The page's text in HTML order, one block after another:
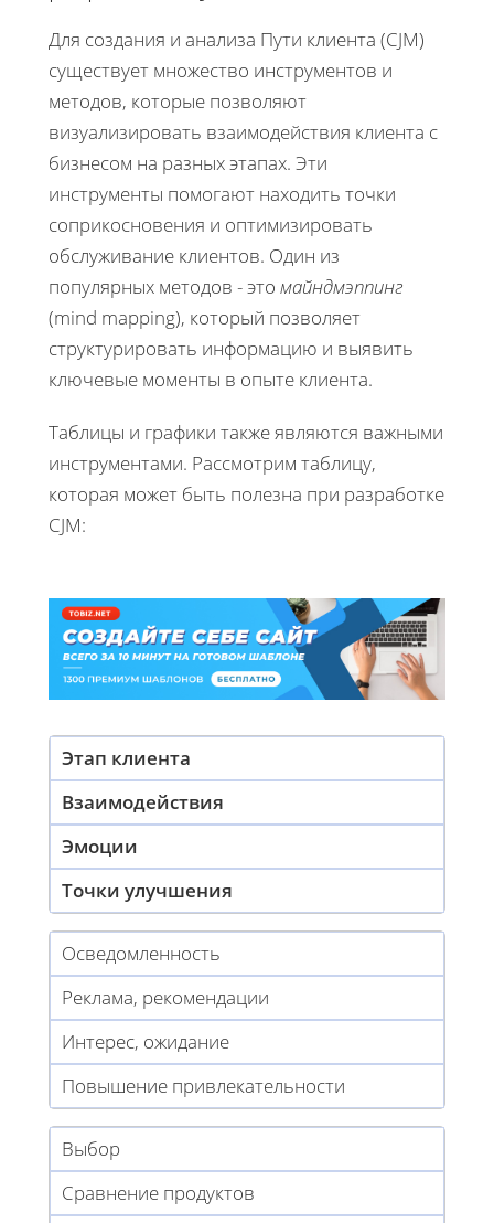
Для создания и анализа Пути клиента (CJM)
существует множество инструментов и
методов, которые позволяют
визуализировать взаимодействия клиента с
бизнесом на разных этапах. Эти
инструменты помогают находить точки
соприкосновения и оптимизировать
обслуживание клиентов. Один из
популярных методов - это майндмэппинг
(mind mapping), который позволяет
структурировать информацию и выявить
ключевые моменты в опыте клиента.
Таблицы и графики также являются важными
инструментами. Рассмотрим таблицу,
которая может быть полезна при разработке
CJM:
Этап клиента
Взаимодействия
Эмоции
Точки улучшения
Осведомленность
Реклама, рекомендации
Интерес, ожидание
Повышение привлекательности
Выбор
Сравнение продуктов